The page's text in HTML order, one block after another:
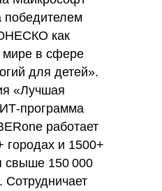
победителем
как
мире в сфере
для детей».
«Лучшая
программа
работает
городах и 1500+
свыше 150 000
Сотрудничает